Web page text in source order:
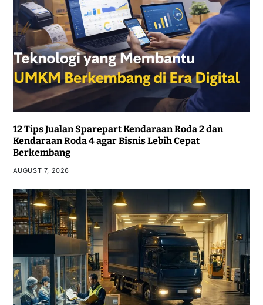
12 Tips Jualan Sparepart Kendaraan Roda 2 dan
Kendaraan Roda 4 agar Bisnis Lebih Cepat
Berkembang
AUGUST 7, 2026